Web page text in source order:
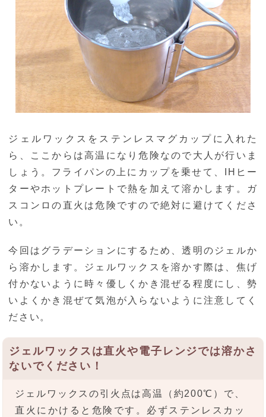
ジェルワックスをステンレスマグカップに入れた
ら、ここからは高温になり危険なので大人が行いま
しょう。フライパンの上にカップを乗せて、IHヒー
ターやホットプレートで熱を加えて溶かします。ガ
スコンロの直火は危険ですので絶対に避けてくださ
い。
今回はグラデーションにするため、透明のジェルか
ら溶かします。ジェルワックスを溶かす際は、焦げ
付かないように時々優しくかき混ぜる程度にし、勢
いよくかき混ぜて気泡が入らないように注意してく
ださい。
ジェルワックスは直火や電子レンジでは溶かさ
ないでください！
ジェルワックスの引火点は高温（約200℃）で、
直火にかけると危険です。必ずステンレスカッ